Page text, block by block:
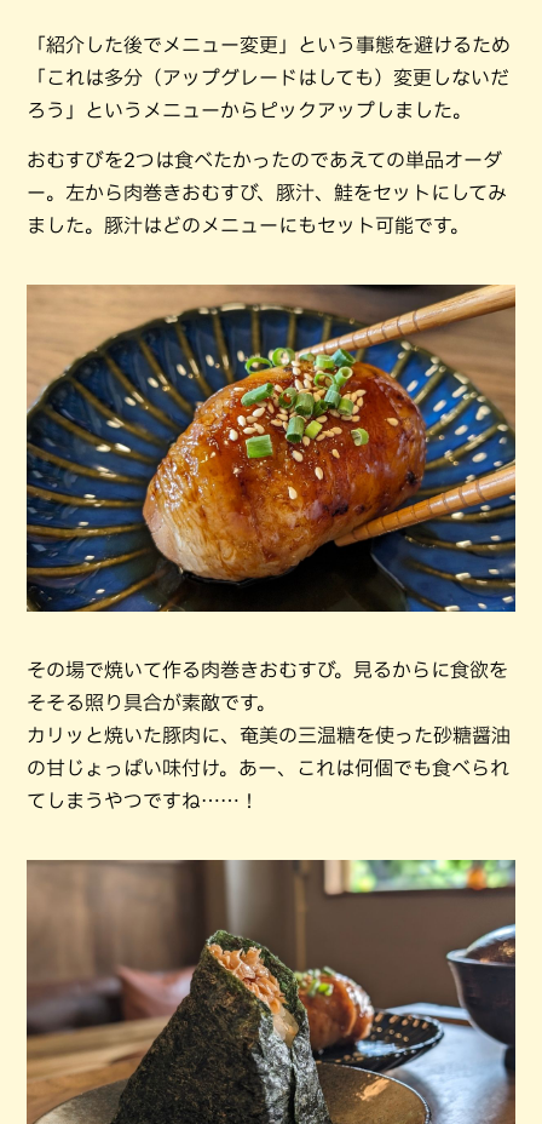
「紹介した後でメニュー変更」という事態を避けるため
「これは多分（アップグレードはしても）変更しないだ
ろう」というメニューからピックアップしました。
おむすびを2つは食べたかったのであえての単品オーダ
ー。左から肉巻きおむすび、豚汁、鮭をセットにしてみ
ました。豚汁はどのメニューにもセット可能です。
その場で焼いて作る肉巻きおむすび。見るからに食欲を
そそる照り具合が素敵です。
カリッと焼いた豚肉に、奄美の三温糖を使った砂糖醤油
の甘じょっぱい味付け。あー、これは何個でも食べられ
てしまうやつですね……！